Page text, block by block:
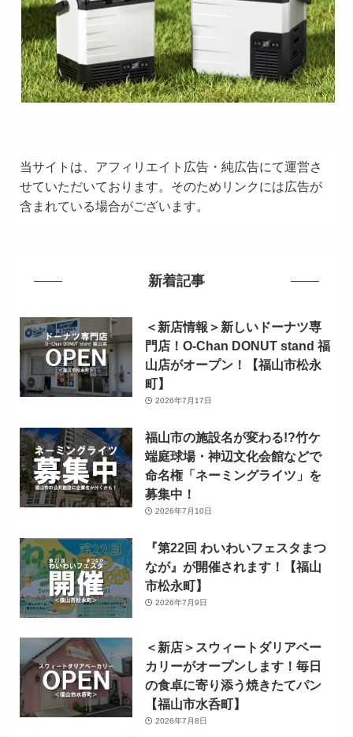
当サイトは、アフィリエイト広告・純広告にて運営さ
せていただいております。そのためリンクには広告が
含まれている場合がございます。
新着記事
＜新店情報＞新しいドーナツ専
門店！O-Chan DONUT stand 福
山店がオープン！【福山市松永
町】
2026年7月17日
福山市の施設名が変わる!?竹ケ
端庭球場・神辺文化会館などで
命名権「ネーミングライツ」を
募集中！
2026年7月10日
『第22回 わいわいフェスタまつ
なが』が開催されます！【福山
市松永町】
2026年7月9日
＜新店＞スウィートダリアベー
カリーがオープンします！毎日
の食卓に寄り添う焼きたてパン
【福山市水呑町】
2026年7月8日